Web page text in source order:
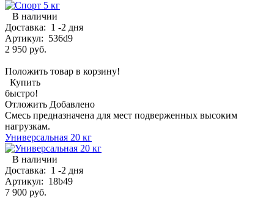
В наличии
Доставка: 1 -2 дня
Артикул: 536d9
2 950 руб.
Положить товар в корзину!
Купить
быстро!
Отложить Добавлено
Смесь предназначена для мест подверженных высоким
нагрузкам.
Универсальная 20 кг
В наличии
Доставка: 1 -2 дня
Артикул: 18b49
7 900 руб.